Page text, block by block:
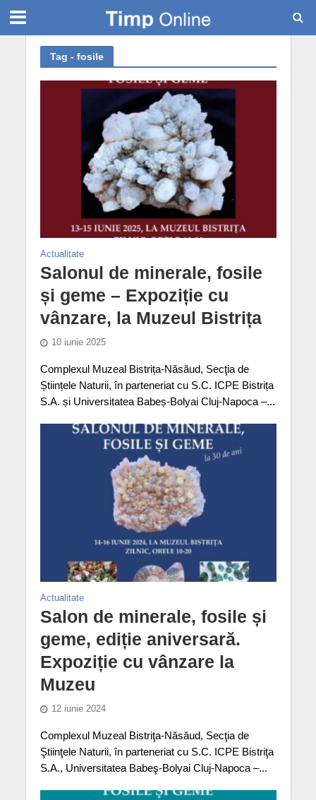
Tag - fosile
Actualitate
Salonul de minerale, fosile
și geme – Expoziție cu
vânzare, la Muzeul Bistrița
10 iunie 2025
Complexul Muzeal Bistrița-Năsăud, Secţia de
Științele Naturii, în parteneriat cu S.C. ICPE Bistrița
S.A. și Universitatea Babeș-Bolyai Cluj-Napoca –...
Actualitate
Salon de minerale, fosile și
geme, ediție aniversară.
Expoziție cu vânzare la
Muzeu
12 iunie 2024
Complexul Muzeal Bistriţa-Năsăud, Secţia de
Ştiinţele Naturii, în parteneriat cu S.C. ICPE Bistriţa
S.A., Universitatea Babeş-Bolyai Cluj-Napoca –...